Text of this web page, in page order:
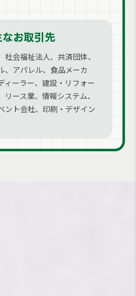
なお取引先
会福祉法人、共済団体、
、アパレル、食品メーカ
ィーラー、建設・リフォー
ース業、情報システム、
ント会社、印刷・デザイン